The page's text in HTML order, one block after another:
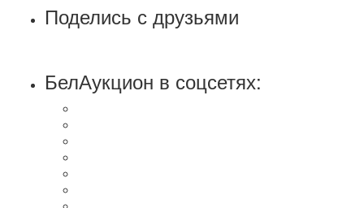
Поделись с друзьями
БелАукцион в соцсетях: